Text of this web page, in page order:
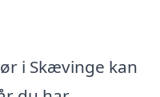
i Skævinge kan